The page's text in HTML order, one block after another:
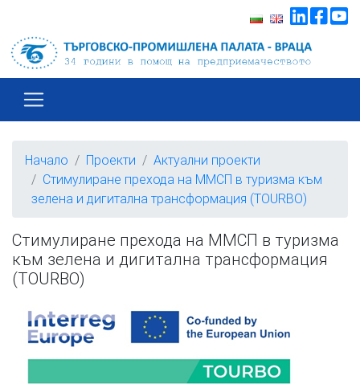
Начало Проекти
Актуални проекти
Стимулиране прехода на ММСП в туризма към
зелена и дигитална трансформация (TOURBO)
Стимулиране прехода на ММСП в туризма
към зелена и дигитална трансформация
(TOURBO)